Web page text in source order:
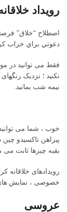
رویداد
اصطلاح “خلاق”
دعوتي براي خراب
فقط می توانید در
نکنید ؛ نزدیک
نیمه شب بمانید.
خوب ، شما می
پیراهن تاکسیدو چین
بقیه چیزها ثابت می
رویدادهای خلاقانه
خصوصی ، نمایش های
عروسی